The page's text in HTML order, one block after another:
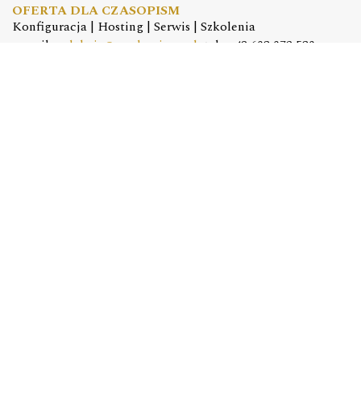
OFERTA DLA CZASOPISM
Konfiguracja | Hosting | Serwis | Szkolenia
e-mail:
redakcja@academicon.pl , tel.: +48 603 072 530